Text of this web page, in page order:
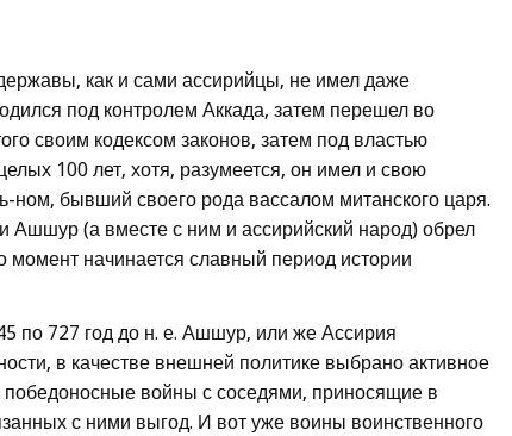
как и сами ассирийцы, не имел даже
под контролем Аккада, затем перешел во
своим кодексом законов, затем под властью
100 лет, хотя, разумеется, он имел и свою
ном, бывший своего рода вассалом митанского царя.
Ашшур (а вместе с ним и ассирийский народ) обрел
момент начинается славный период истории
по 727 год до н. е. Ашшур, или же Ассирия
в качестве внешней политике выбрано активное
войны с соседями, приносящие в
с ними выгод. И вот уже воины воинственного